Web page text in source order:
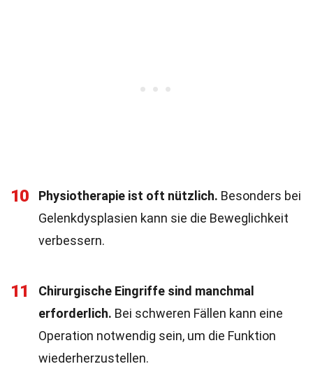
10 Physiotherapie ist oft nützlich. Besonders bei
Gelenkdysplasien kann sie die Beweglichkeit
verbessern.
11
Chirurgische Eingriffe sind manchmal
erforderlich. Bei schweren Fällen kann eine
Operation notwendig sein, um die Funktion
wiederherzustellen.